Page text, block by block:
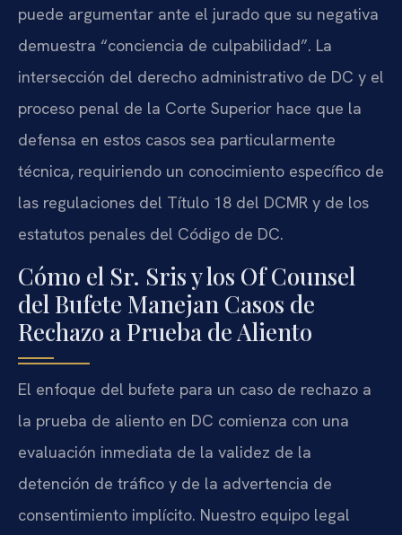
puede argumentar ante el jurado que su negativa
demuestra “conciencia de culpabilidad”. La
intersección del derecho administrativo de DC y el
proceso penal de la Corte Superior hace que la
defensa en estos casos sea particularmente
técnica, requiriendo un conocimiento específico de
las regulaciones del Título 18 del DCMR y de los
estatutos penales del Código de DC.
Cómo el Sr. Sris y los Of Counsel
del Bufete Manejan Casos de
Rechazo a Prueba de Aliento
El enfoque del bufete para un caso de rechazo a
la prueba de aliento en DC comienza con una
evaluación inmediata de la validez de la
detención de tráfico y de la advertencia de
consentimiento implícito. Nuestro equipo legal